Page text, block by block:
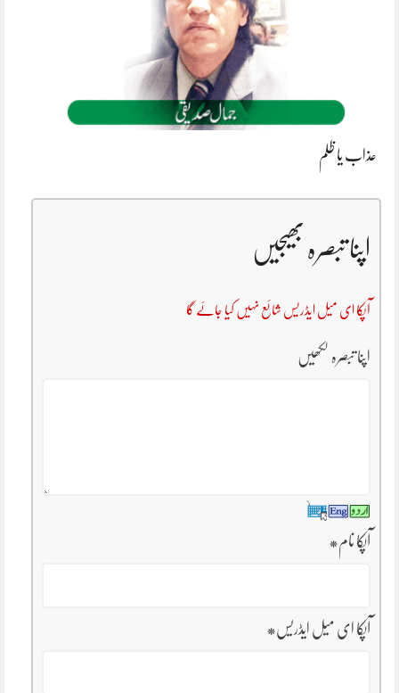
عذاب یا ظلم
اپنا تبصرہ بھیجیں
آپکا ای میل ایڈریس شائع نہیں کیا جائے گا
اپنا تبصرہ لکھیں
آپکا نام*
آپکا ای میل ایڈریس*